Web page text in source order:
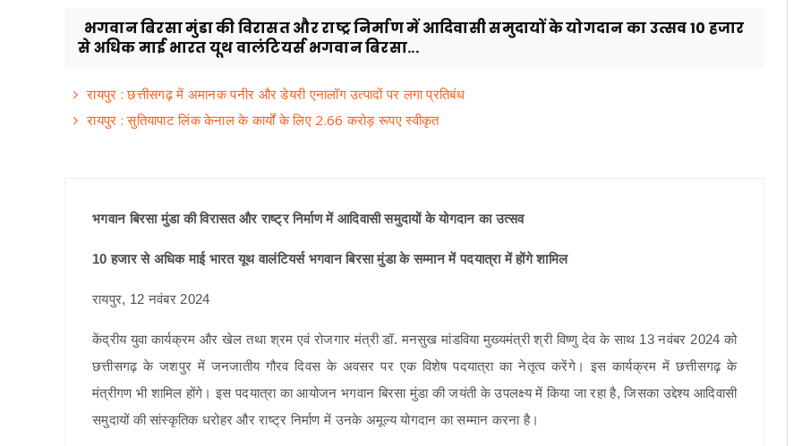
भगवान बिरसा मुंडा की विरासत और राष्ट्र निर्माण में आदिवासी समुदायों के योगदान का उत्सव 10 हजार
से अधिक माई भारत यूथ वालंटियर्स भगवान बिरसा...
रायपुर : छत्तीसगढ़ में अमानक पनीर और डेयरी एनालॉग उत्पादों पर लगा प्रतिबंध
रायपुर : सुतियापाट लिंक केनाल के कार्यों के लिए 2.66 करोड़ रूपए स्वीकृत
भगवान बिरसा मुंडा की विरासत और राष्ट्र निर्माण में आदिवासी समुदायों के योगदान का उत्सव
10 हजार से अधिक माई भारत यूथ वालंटियर्स भगवान बिरसा मुंडा के सम्मान में पदयात्रा में होंगे शामिल
रायपुर, 12 नवंबर 2024
केंद्रीय युवा कार्यक्रम और खेल तथा श्रम एवं रोजगार मंत्री डॉ. मनसुख मांडविया मुख्यमंत्री श्री विष्णु देव के साथ 13 नवंबर 2024 को
छत्तीसगढ़ के जशपुर में जनजातीय गौरव दिवस के अवसर पर एक विशेष पदयात्रा का नेतृत्व करेंगे। इस कार्यक्रम में छत्तीसगढ़ के
मंत्रीगण भी शामिल होंगे। इस पदयात्रा का आयोजन भगवान बिरसा मुंडा की जयंती के उपलक्ष्य में किया जा रहा है, जिसका उद्देश्य आदिवासी
समुदायों की सांस्कृतिक धरोहर और राष्ट्र निर्माण में उनके अमूल्य योगदान का सम्मान करना है।